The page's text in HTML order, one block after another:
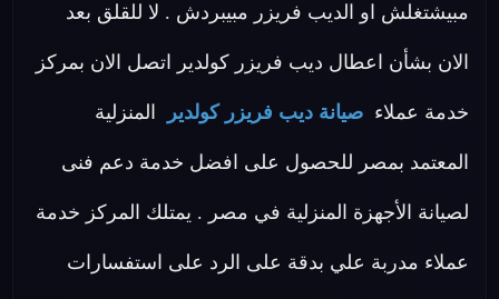
مبيشتغلش او الديب فريزر مبيبردش . لا للقلق بعد
الان بشأن اعطال ديب فريزر كولدير اتصل الان بمركز
خدمة عملاء صيانة ديب فريزر كولدير المنزلية
المعتمد بمصر للحصول على افضل خدمة دعم فنى
لصيانة الأجهزة المنزلية في مصر . يمتلك المركز خدمة
عملاء مدربة علي بدقة على الرد على استفسارات